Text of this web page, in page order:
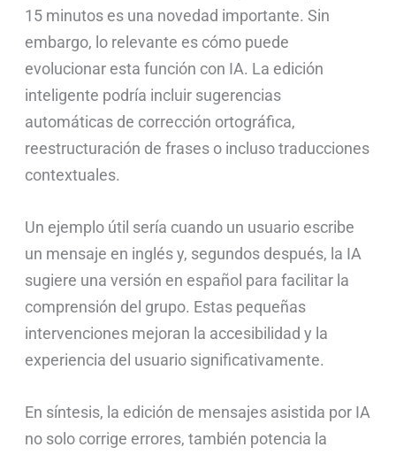
15 minutos es una novedad importante. Sin
embargo, lo relevante es cómo puede
evolucionar esta función con IA. La edición
inteligente podría incluir sugerencias
automáticas de corrección ortográfica,
reestructuración de frases o incluso traducciones
contextuales.
Un ejemplo útil sería cuando un usuario escribe
un mensaje en inglés y, segundos después, la IA
sugiere una versión en español para facilitar la
comprensión del grupo. Estas pequeñas
intervenciones mejoran la accesibilidad y la
experiencia del usuario significativamente.
En síntesis, la edición de mensajes asistida por IA
no solo corrige errores, también potencia la